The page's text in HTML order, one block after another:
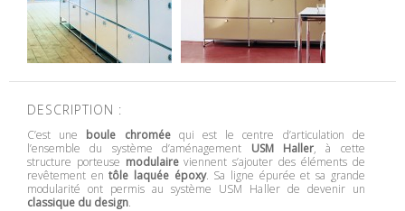
DESCRIPTION :
C’est une boule chroméequi est le centre d’articulation de
l’ensemble du système d’aménagement USM Haller, à cette
structure porteuse modulaireviennent s’ajouter des éléments de
revêtement entôle laquée époxy. Sa ligne épurée et sa grande
modularité ont permis au système USM Haller de devenir un
classique du design.